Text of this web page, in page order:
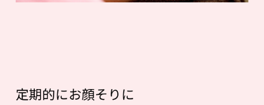
定期的にお顔そりに